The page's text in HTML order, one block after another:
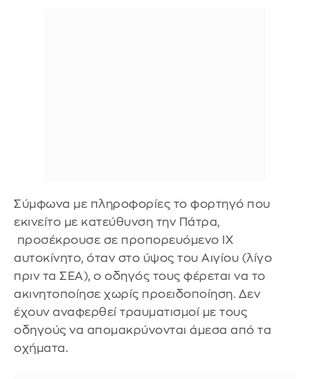
Σύμφωνα με πληροφορίες το φορτηγό που
εκινείτο με κατεύθυνση την Πάτρα,
προσέκρουσε σε προπορευόμενο ΙΧ
αυτοκίνητο, όταν στο ύψος του Αιγίου (λίγο
πριν τα ΣΕΑ), ο οδηγός τους φέρεται να το
ακινητοποίησε χωρίς προειδοποίηση. Δεν
έχουν αναφερθεί τραυματισμοί με τους
οδηγούς να απομακρύνονται άμεσα από τα
οχήματα.